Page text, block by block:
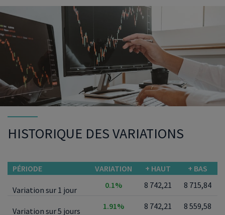
HISTORIQUE DES VARIATIONS
PÉRIODE VARIATION + HAUT + BAS
Variation sur 1 jour 0.1% 8 742,21 8 715,84
Variation sur 5 jours 1.91% 8 742,21 8 559,58